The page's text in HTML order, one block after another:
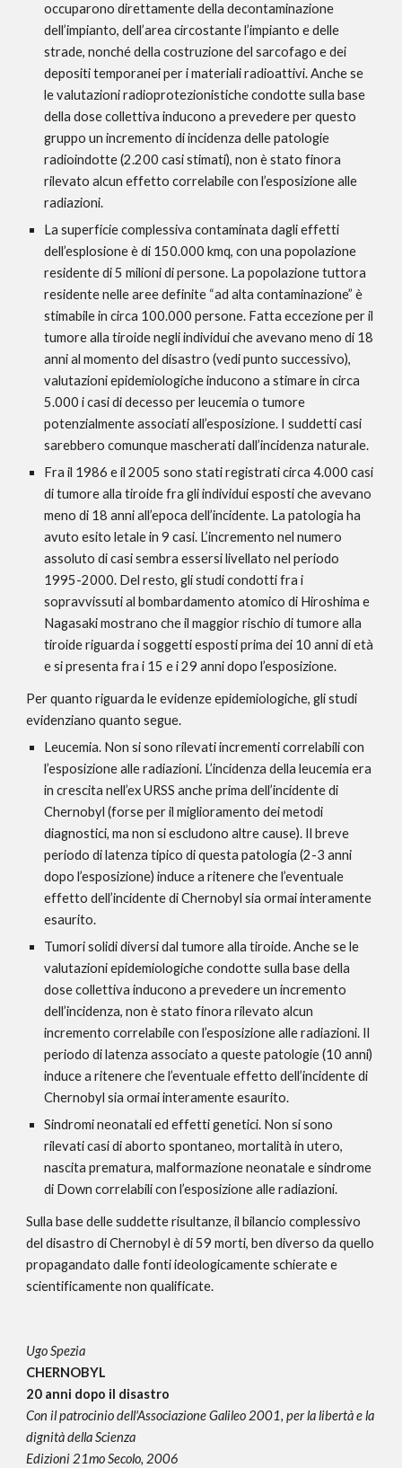
occuparono direttamente della decontaminazione
dell’impianto, dell’area circostante l’impianto e delle
strade, nonché della costruzione del sarcofago e dei
depositi temporanei per i materiali radioattivi. Anche se
le valutazioni radioprotezionistiche condotte sulla base
della dose collettiva inducono a prevedere per questo
gruppo un incremento di incidenza delle patologie
radioindotte (2.200 casi stimati), non è stato finora
rilevato alcun effetto correlabile con l’esposizione alle
radiazioni.
La superficie complessiva contaminata dagli effetti
dell’esplosione è di 150.000 kmq, con una popolazione
residente di 5 milioni di persone. La popolazione tuttora
residente nelle aree definite “ad alta contaminazione” è
stimabile in circa 100.000 persone. Fatta eccezione per il
tumore alla tiroide negli individui che avevano meno di 18
anni al momento del disastro (vedi punto successivo),
valutazioni epidemiologiche inducono a stimare in circa
5.000 i casi di decesso per leucemia o tumore
potenzialmente associati all’esposizione. I suddetti casi
sarebbero comunque mascherati dall’incidenza naturale.
Fra il 1986 e il 2005 sono stati registrati circa 4.000 casi
di tumore alla tiroide fra gli individui esposti che avevano
meno di 18 anni all’epoca dell’incidente. La patologia ha
avuto esito letale in 9 casi. L’incremento nel numero
assoluto di casi sembra essersi livellato nel periodo
1995-2000. Del resto, gli studi condotti fra i
sopravvissuti al bombardamento atomico di Hiroshima e
Nagasaki mostrano che il maggior rischio di tumore alla
tiroide riguarda i soggetti esposti prima dei 10 anni di età
e si presenta fra i 15 e i 29 anni dopo l’esposizione.
Per quanto riguarda le evidenze epidemiologiche, gli studi
evidenziano quanto segue.
Leucemia. Non si sono rilevati incrementi correlabili con
l’esposizione alle radiazioni. L’incidenza della leucemia era
in crescita nell’ex URSS anche prima dell’incidente di
Chernobyl (forse per il miglioramento dei metodi
diagnostici, ma non si escludono altre cause). Il breve
periodo di latenza tipico di questa patologia (2-3 anni
dopo l’esposizione) induce a ritenere che l’eventuale
effetto dell’incidente di Chernobyl sia ormai interamente
esaurito.
Tumori solidi diversi dal tumore alla tiroide. Anche se le
valutazioni epidemiologiche condotte sulla base della
dose collettiva inducono a prevedere un incremento
dell’incidenza, non è stato finora rilevato alcun
incremento correlabile con l’esposizione alle radiazioni. Il
periodo di latenza associato a queste patologie (10 anni)
induce a ritenere che l’eventuale effetto dell’incidente di
Chernobyl sia ormai interamente esaurito.
Sindromi neonatali ed effetti genetici. Non si sono
rilevati casi di aborto spontaneo, mortalità in utero,
nascita prematura, malformazione neonatale e sindrome
di Down correlabili con l’esposizione alle radiazioni.
Sulla base delle suddette risultanze, il bilancio complessivo
del disastro di Chernobyl è di 59 morti, ben diverso da quello
propagandato dalle fonti ideologicamente schierate e
scientificamente non qualificate.
Ugo Spezia
CHERNOBYL
20 anni dopo il disastro
Con il patrocinio dell'Associazione Galileo 2001, per la libertà e la
dignità della Scienza
Edizioni 21mo Secolo, 2006